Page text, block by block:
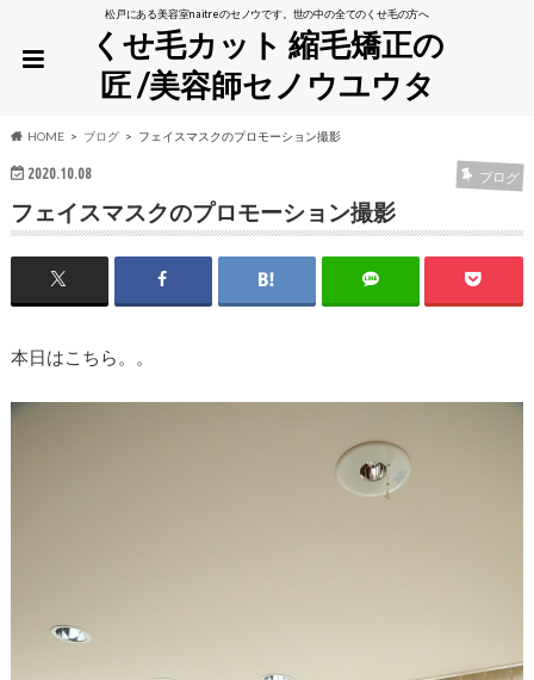
松戸にある美容室naitreのセノウです。世の中の全てのくせ毛の方へ
くせ毛カット 縮毛矯正の
匠 /美容師セノウユウタ
HOME ブログ フェイスマスクのプロモーション撮影
2020.10.08 ブログ
フェイスマスクのプロモーション撮影
本日はこちら。。